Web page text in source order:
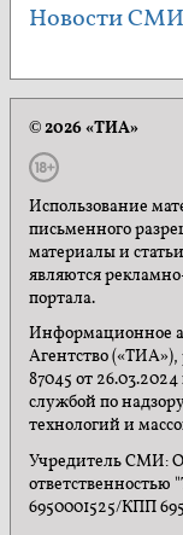
Новости
© 2026 «ТИА»
Использование
письменного
материалы и
являются
портала.
Информационное
Агентство
87045 от
службой по
технологий и
Учредитель СМИ:
6950001525/КПП